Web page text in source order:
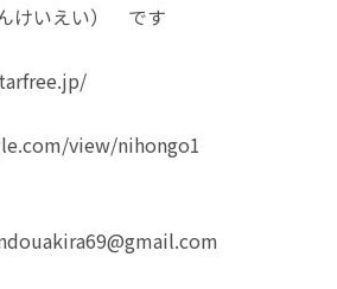
けいえい） です
view/nihongo1